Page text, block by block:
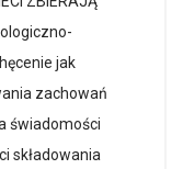
jak
zachowań
świadomości
składowania